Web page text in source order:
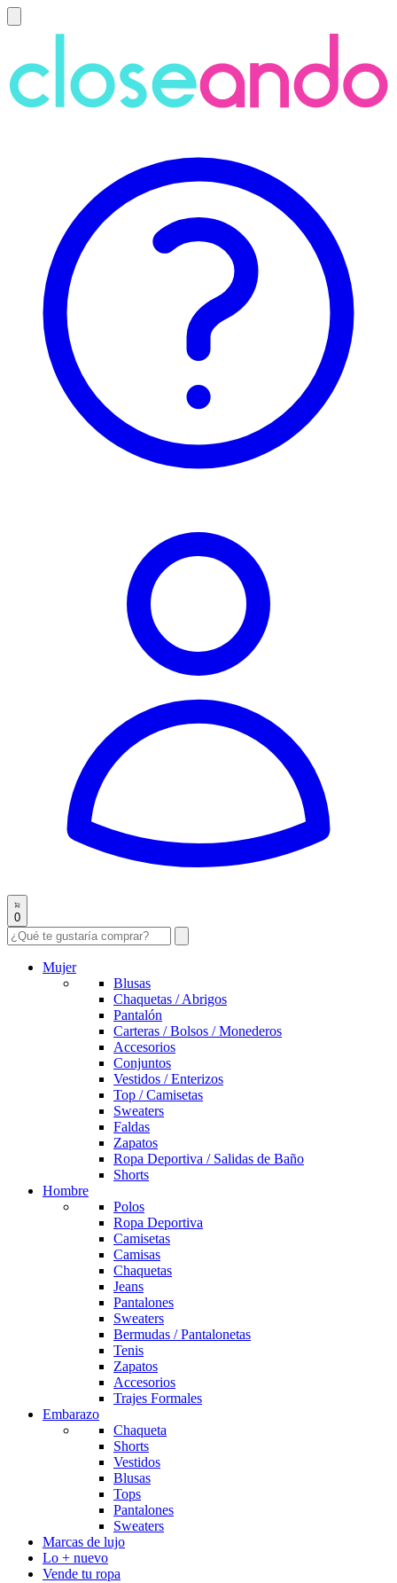
0
Mujer
Blusas
Chaquetas / Abrigos
Pantalón
Carteras / Bolsos / Monederos
Accesorios
Conjuntos
Vestidos / Enterizos
Top / Camisetas
Sweaters
Faldas
Zapatos
Ropa Deportiva / Salidas de Baño
Shorts
Hombre
Polos
Ropa Deportiva
Camisetas
Camisas
Chaquetas
Jeans
Pantalones
Sweaters
Bermudas / Pantalonetas
Tenis
Zapatos
Accesorios
Trajes Formales
Embarazo
Chaqueta
Shorts
Vestidos
Blusas
Tops
Pantalones
Sweaters
Marcas de lujo
Lo + nuevo
Vende tu ropa